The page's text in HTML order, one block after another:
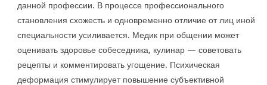
данной профессии. В процессе профессионального
становления схожесть и одновременно отличие от лиц иной
специальности усиливается. Медик при общении может
оценивать здоровье собеседника, кулинар — советовать
рецепты и комментировать угощение. Психическая
деформация стимулирует повышение субъективной